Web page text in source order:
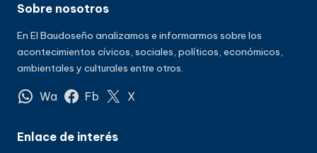
Sobre nosotros
En El Baudoseño analizamos e informarmos sobre los
acontecimientos cívicos, sociales, políticos, económicos,
ambientales y culturales entre otros.
Wa Fb X
Enlace de interés